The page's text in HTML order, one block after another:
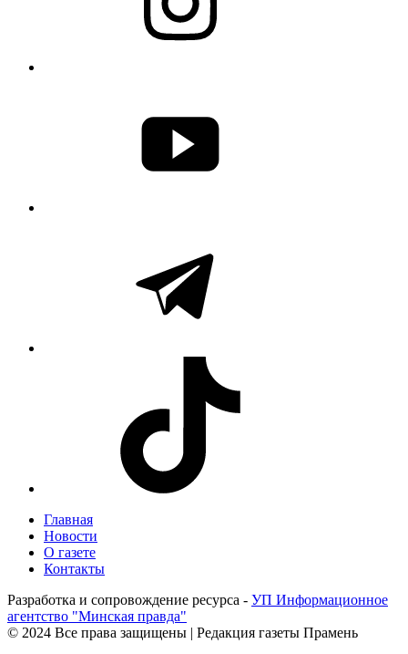
Главная
Новости
О газете
Контакты
Разработка и сопровождение ресурса - УП Информационное
агентство "Минская правда"
© 2024 Все права защищены | Редакция газеты Прамень